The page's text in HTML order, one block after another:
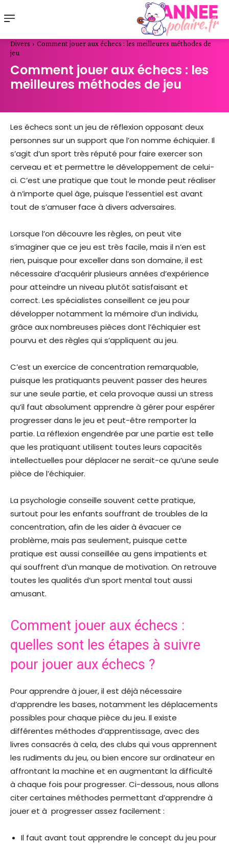
Divers
Comment jouer aux échecs : les meilleures méthodes de
jeu
Comment jouer aux échecs : les
meilleures méthodes de jeu
Les échecs sont un jeu de réflexion opposant deux
personnes sur un support que l’on nomme échiquier. Il
s’agit d’un sport très réputé pour faire exercer son
cerveau et et permettre le développement de celui-
ci. C’est une pratique que tout le monde peut réaliser
à n’importe quel âge, puisque l’essentiel est avant
tout de s’amuser face à divers adversaires.
Lorsque l’on découvre les règles, on peut vite
s’imaginer que ce jeu est très facile, mais il n’en est
rien, puisque pour exceller dans son domaine, il est
nécessaire d’acquérir plusieurs années d’expérience
pour atteindre un niveau plutôt satisfaisant et
correct. Les spécialistes conseillent ce jeu pour
développer notamment la mémoire d’un individu,
grâce aux nombreuses pièces dont l’échiquier est
pourvu et des règles qui s’appliquent au jeu.
C’est un exercice de concentration remarquable,
puisque les pratiquants peuvent passer des heures
sur une seule partie, et cela provoque aussi un stress
qu’il faut absolument apprendre à gérer pour espérer
progresser dans le jeu et peut-être remporter la
partie. La réflexion engendrée par une partie est telle
que les pratiquant utilisent toutes leurs capacités
intellectuelles pour déplacer ne serait-ce qu’une seule
pièce de l’échiquier.
La psychologie conseille souvent cette pratique,
surtout pour les enfants souffrant de troubles de la
concentration, afin de les aider à évacuer ce
problème, mais pas seulement, puisque cette
pratique est aussi conseillée au gens impatients et
qui souffrent d’un manque de motivation. On retrouve
toutes les qualités d’un sport mental tout aussi
amusant.
Comment jouer aux échecs :
quelles sont les étapes à suivre
pour jouer aux échecs ?
Pour apprendre à jouer, il est déjà nécessaire
d’apprendre les bases, notamment les déplacements
possibles pour chaque pièce du jeu. Il existe
différentes méthodes d’apprentissage, avec des
livres consacrés à cela, des clubs qui vous apprennent
les rudiments du jeu, ou bien encore sur ordinateur en
affrontant la machine et en augmentant la difficulté
à chaque fois pour progresser. Ci-dessous, nous allons
citer certaines méthodes permettant d’apprendre à
jouer et à progresser assez facilement :
Il faut avant tout apprendre le concept du jeu pour